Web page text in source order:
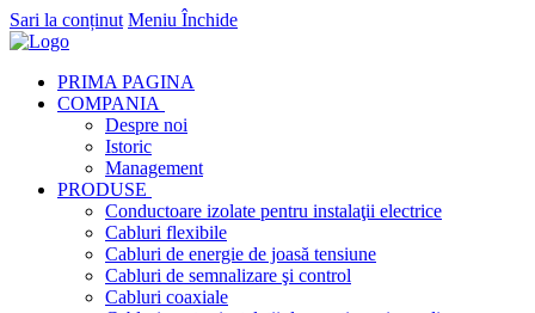
Sari la conținut Meniu Închide
PRIMA PAGINA
COMPANIA
Despre noi
Istoric
Management
PRODUSE
Conductoare izolate pentru instalaţii electrice
Cabluri flexibile
Cabluri de energie de joasă tensiune
Cabluri de semnalizare şi control
Cabluri coaxiale